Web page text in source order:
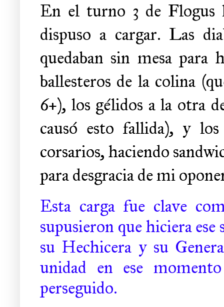
En el turno 3 de Flogus
dispuso a cargar. Las
quedaban sin mesa
ballesteros de la colina
6+), los gélidos a la otra
causó esto fallida), y
corsarios, haciendo
para desgracia de mi
Esta carga fue clave
supusieron que hiciera
su Hechicera y su
unidad en ese
perseguido.